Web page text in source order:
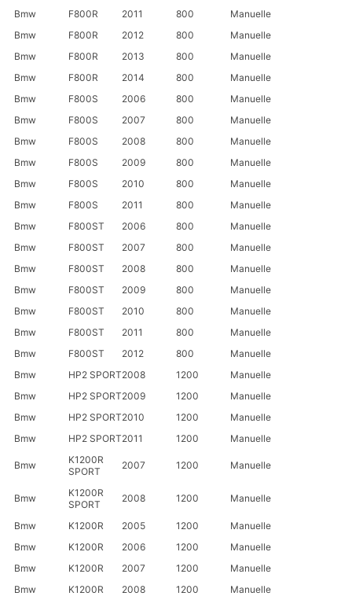
Bmw
F800R 2011 800
Manuelle
Bmw
F800R 2012 800
Manuelle
Bmw
F800R 2013 800
Manuelle
Bmw
F800R 2014 800
Manuelle
Bmw
F800S 2006 800
Manuelle
Bmw
F800S 2007 800
Manuelle
Bmw
F800S 2008 800
Manuelle
Bmw
F800S 2009 800
Manuelle
Bmw
F800S 2010 800
Manuelle
Bmw
F800S 2011 800
Manuelle
Bmw
F800ST 2006 800
Manuelle
Bmw
F800ST 2007 800
Manuelle
Bmw
F800ST 2008 800
Manuelle
Bmw
F800ST 2009 800
Manuelle
Bmw
F800ST 2010 800
Manuelle
Bmw
F800ST 2011 800
Manuelle
Bmw
F800ST 2012 800
Manuelle
Bmw
HP2 SPORT2008 1200
Manuelle
Bmw
HP2 SPORT2009 1200
Manuelle
Bmw
HP2 SPORT2010 1200
Manuelle
Bmw
HP2 SPORT2011 1200 Manuelle
Bmw
K1200R
SPORT
2007 1200 Manuelle
Bmw
K1200R
SPORT
2008 1200 Manuelle
Bmw K1200R 2005 1200
Manuelle
Bmw
K1200R 2006 1200
Manuelle
Bmw
K1200R 2007 1200
Manuelle
Bmw
K1200R 2008 1200 Manuelle